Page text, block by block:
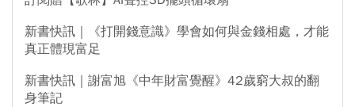
新書快訊｜《打開錢意識》學會如何與金錢相處，才能
真正體現富足
新書快訊｜謝富旭《中年財富覺醒》42歲窮大叔的翻
身筆記